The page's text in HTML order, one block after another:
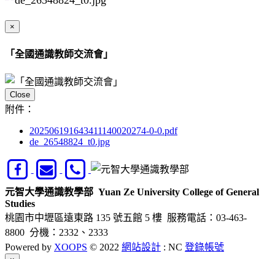
×
「全國通識教師交流會」
Close
附件：
202506191643411140020274-0-0.pdf
de_26548824_t0.jpg
元智大學通識教學部 Yuan Ze University College of General
Studies
桃園市中壢區遠東路 135 號五館 5 樓 服務電話：03-463-
8800 分機：2332、2333
Powered by XOOPS © 2022 網站設計 : NC 登錄帳號